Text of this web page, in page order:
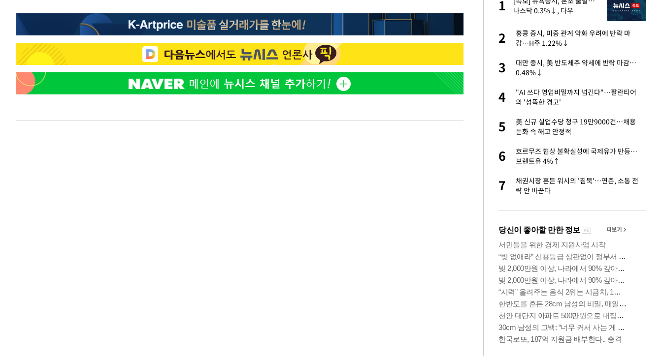
2
축구협회, 15년 전 심판 성 접대 파문에 "현
재는 내부 지침 준수"
3
김지수, '여행사 대표' 변신 근황 "가볼 만하
니…"
4
축구협회 '성접대' 감사보고서 나왔다…월드
5
[속보] 뉴욕증시, 혼조 출발…나스닥
1
나스닥 0.3%↓, 다우
2
홍콩 증시, 미중 관계 악화 우려에 반락 마
감…H주 1.22%↓
3
대만 증시, 美 반도체주 약세에 반락 마감…
0.48%↓
4
"AI 쓰다 영업비밀까지 넘긴다"…팔란티어
의 '섬뜩한 경고'
5
美 신규 실업수당 청구 19만9000건…채용
둔화 속 해고 안정적
6
호르무즈 협상 불확실성에 국제유가 반등…
브렌트유 4%↑
7
채권시장 흔든 워시의 '침묵'…연준, 소통 전
략 안 바꾼다